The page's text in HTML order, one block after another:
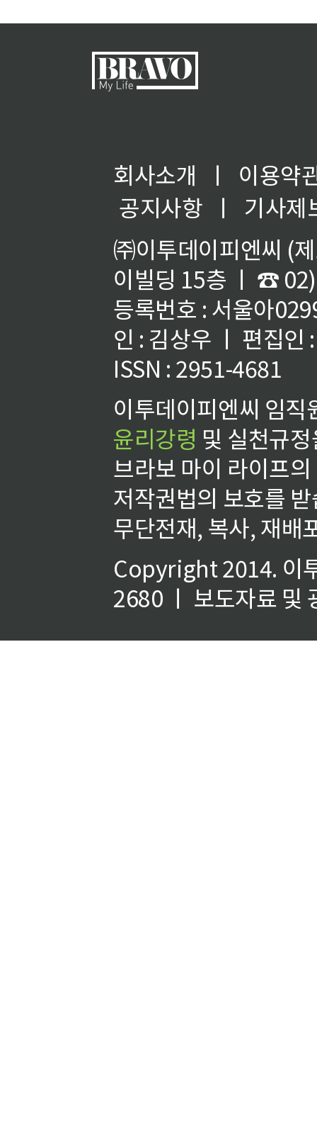
회사소개 ㅣ
이용약
공지사항
ㅣ
기사제
㈜이투데이피엔씨 (
이빌딩 15층 ㅣ ☎
등록번호 : 서울아
인 : 김상우 ㅣ 편집인
ISSN : 2951-4681
이투데이피엔씨 임
윤리강령 및 실천규
브라보 마이 라이프
저작권법의 보호를
무단전재, 복사, 재배
Copyright 2014. 이
2680 ㅣ 보도자료